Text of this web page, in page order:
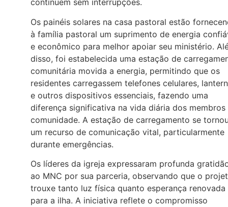
continuem sem interrupções.
Os painéis solares na casa pastoral estão
à família pastoral um suprimento de energia
e econômico para melhor apoiar seu ministério.
disso, foi estabelecida uma estação de
comunitária movida a energia, permitindo que os
residentes carregassem telefones celulares,
e outros dispositivos essenciais, fazendo uma
diferença significativa na vida diária dos membros
comunidade. A estação de carregamento se
um recurso de comunicação vital, particularmente
durante emergências.
Os líderes da igreja expressaram profunda
ao MNC por sua parceria, observando que o
trouxe tanto luz física quanto esperança renovada
para a ilha. A iniciativa reflete o compromisso